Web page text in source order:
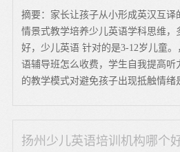
摘要：家长让孩子从小形成英汉互译
情景式教学培养少儿英语学科思维，
好，少儿英语 针对的是3-12岁儿童
语辅导班怎么收费，学生自我提高听
的教学模式对避免孩子出现抵触情绪
扬州少儿英语培训机构哪个